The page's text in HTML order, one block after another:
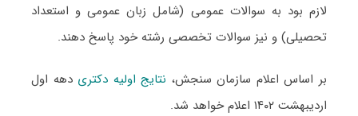
لازم بود به سوالات عمومی (شامل زبان عمومی و استعداد
تحصیلی) و نیز سوالات تخصصی رشته خود پاسخ دهند.
بر اساس اعلام سازمان سنجش، نتایج اولیه دکتری دهه اول
اردیبهشت ۱۴۰۲ اعلام خواهد شد.